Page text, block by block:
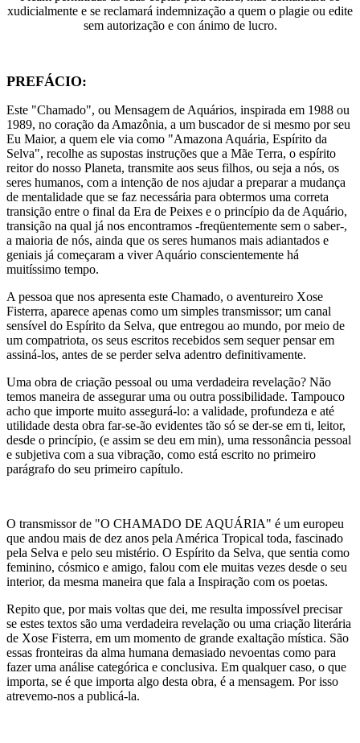
xudicialmente e se reclamará indemnização a quem o plagie ou edite
sem autorização e con ánimo de lucro.
PREFÁCIO:
Este "Chamado", ou Mensagem de Aquários, inspirada em 1988 ou
1989, no coração da Amazônia, a um buscador de si mesmo por seu
Eu Maior, a quem ele via como "Amazona Aquária, Espírito da
Selva", recolhe as supostas instruções que a Mãe Terra, o espírito
reitor do nosso Planeta, transmite aos seus filhos, ou seja a nós, os
seres humanos, com a intenção de nos ajudar a preparar a mudança
de mentalidade que se faz necessária para obtermos uma correta
transição entre o final da Era de Peixes e o princípio da de Aquário,
transição na qual já nos encontramos -freqüentemente sem o saber-,
a maioria de nós, ainda que os seres humanos mais adiantados e
geniais já começaram a viver Aquário conscientemente há
muitíssimo tempo.
A pessoa que nos apresenta este Chamado, o aventureiro Xose
Fisterra, aparece apenas como um simples transmissor; um canal
sensível do Espírito da Selva, que entregou ao mundo, por meio de
um compatriota, os seus escritos recebidos sem sequer pensar em
assiná-los, antes de se perder selva adentro definitivamente.
Uma obra de criação pessoal ou uma verdadeira revelação? Não
temos maneira de assegurar uma ou outra possibilidade. Tampouco
acho que importe muito assegurá-lo: a validade, profundeza e até
utilidade desta obra far-se-ão evidentes tão só se der-se em ti, leitor,
desde o princípio, (e assim se deu em min), uma ressonância pessoal
e subjetiva com a sua vibração, como está escrito no primeiro
parágrafo do seu primeiro capítulo.
O transmissor de "O CHAMADO DE AQUÁRIA" é um europeu
que andou mais de dez anos pela América Tropical toda, fascinado
pela Selva e pelo seu mistério. O Espírito da Selva, que sentia como
feminino, cósmico e amigo, falou com ele muitas vezes desde o seu
interior, da mesma maneira que fala a Inspiração com os poetas.
Repito que, por mais voltas que dei, me resulta impossível precisar
se estes textos são uma verdadeira revelação ou uma criação literária
de Xose Fisterra, em um momento de grande exaltação mística. São
essas fronteiras da alma humana demasiado nevoentas como para
fazer uma análise categórica e conclusiva. Em qualquer caso, o que
importa, se é que importa algo desta obra, é a mensagem. Por isso
atrevemo-nos a publicá-la.